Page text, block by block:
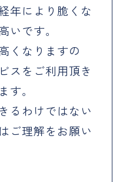
年により脆くな
いです。
くなりますの
スをご利用頂き
す。
るわけではない
ご理解をお願い